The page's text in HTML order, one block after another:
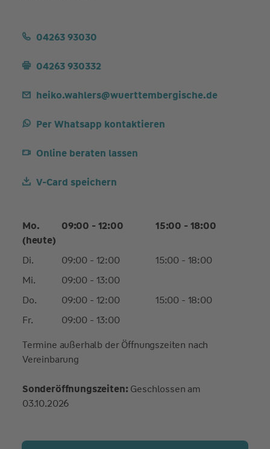
04263 93030
04263 930332
heiko.wahlers@wuerttembergische.de
Per Whatsapp kontaktieren
Online beraten lassen
V-Card speichern
Mo.
(heute)
09:00 - 12:00 15:00 - 18:00
Di. 09:00 - 12:00
15:00 - 18:00
Mi.
09:00 - 13:00
Do.
09:00 - 12:00
15:00 - 18:00
Fr.
09:00 - 13:00
Termine außerhalb der Öffnungszeiten nach
Vereinbarung
Sonderöffnungszeiten: Geschlossen am
03.10.2026